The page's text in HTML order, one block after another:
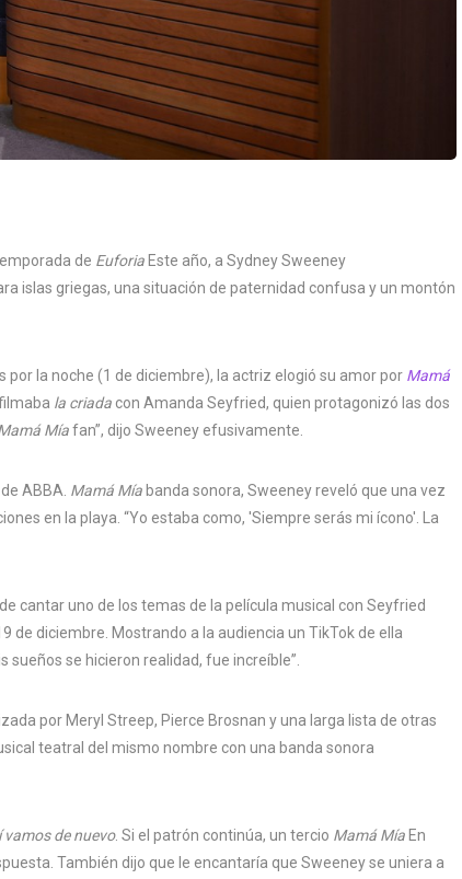
de EuforiaEste año, a Sydney Sweeney
islas griegas, una situación de paternidad confusa y un montón
por la noche (1 de diciembre), la actriz elogió su amor por Mamá
la criada con Amanda Seyfried, quien protagonizó las dos
Míafan”, dijo Sweeney efusivamente.
ABBA. Mamá Míabanda sonora, Sweeney reveló que una vez
en la playa. “Yo estaba como, 'Siempre serás mi ícono'. La
cantar uno de los temas de la película musical con Seyfried
de diciembre. Mostrando a la audiencia un TikTok de ella
sueños se hicieron realidad, fue increíble”.
por Meryl Streep, Pierce Brosnan y una larga lista de otras
teatral del mismo nombre con una banda sonora
vamos de nuevo. Si el patrón continúa, un tercio Mamá MíaEn
También dijo que le encantaría que Sweeney se uniera a